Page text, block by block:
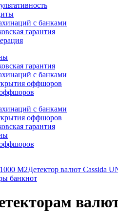
с банками
гарантия
гарантия
с банками
оффшоров
с банками
оффшоров
гарантия
М2Детектор валют Cassida
банкнот